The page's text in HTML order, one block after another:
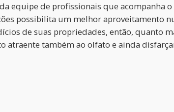
equipe de profissionais que acompanha
possibilita um melhor aproveitamento
de suas propriedades, então, quanto
atraente também ao olfato e ainda